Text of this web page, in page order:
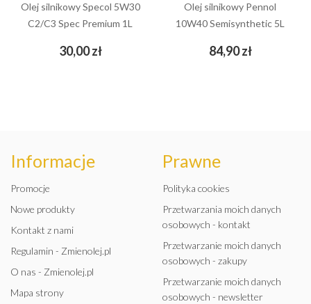
Olej silnikowy Specol 5W30
C2/C3 Spec Premium 1L
30,00 złCena
Olej silnikowy Pennol
10W40 Semisynthetic 5L
84,90 złCena
Informacje
Promocje
Nowe produkty
Kontakt z nami
Regulamin - Zmienolej.pl
O nas - Zmienolej.pl
Mapa strony
Prawne
Polityka cookies
Przetwarzania moich danych
osobowych - kontakt
Przetwarzanie moich danych
osobowych - zakupy
Przetwarzanie moich danych
osobowych - newsletter